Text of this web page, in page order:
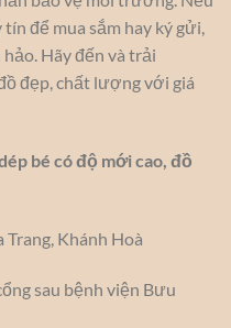
để mua sắm hay ký gửi,
Hãy đến và trải
đẹp, chất lượng với giá
bé có độ mới cao, đồ
Trang, Khánh Hoà
sau bệnh viện Bưu